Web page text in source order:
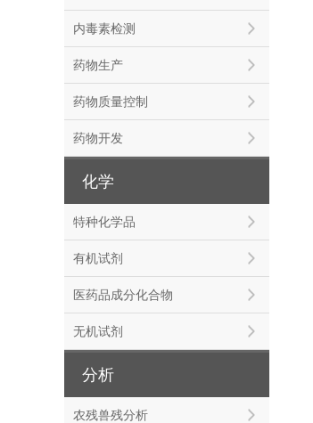
内毒素检测
药物生产
药物质量控制
药物开发
化学
特种化学品
有机试剂
医药品成分化合物
无机试剂
分析
农残兽残分析